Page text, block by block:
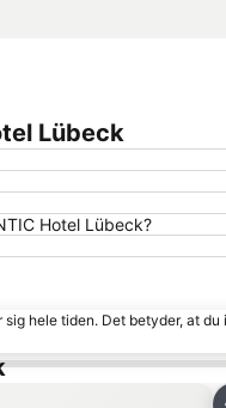
Lübeck
Hotel Lübeck?
hele tiden. Det betyder, at